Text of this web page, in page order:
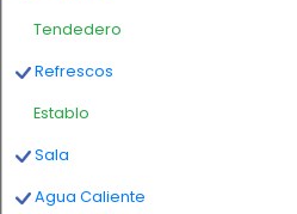
Tendedero
Refrescos
Establo
Sala
Agua Caliente